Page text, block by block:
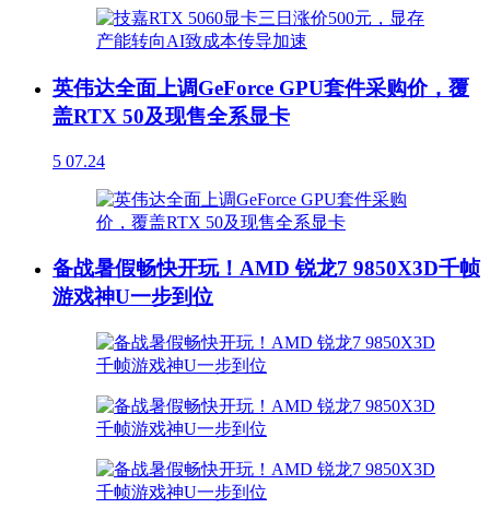
英伟达全面上调GeForce GPU套件采购价，覆
盖RTX 50及现售全系显卡
5 07.24
备战暑假畅快开玩！AMD 锐龙7 9850X3D千帧
游戏神U一步到位